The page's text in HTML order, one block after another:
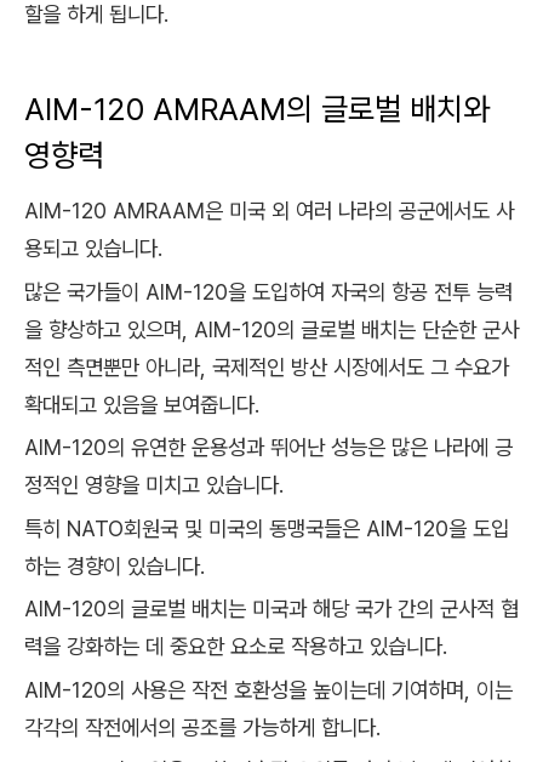
할을 하게 됩니다.
AIM-120 AMRAAM의 글로벌 배치와
영향력
AIM-120 AMRAAM은 미국 외 여러 나라의 공군에서도 사
용되고 있습니다.
많은 국가들이 AIM-120을 도입하여 자국의 항공 전투 능력
을 향상하고 있으며, AIM-120의 글로벌 배치는 단순한 군사
적인 측면뿐만 아니라, 국제적인 방산 시장에서도 그 수요가
확대되고 있음을 보여줍니다.
AIM-120의 유연한 운용성과 뛰어난 성능은 많은 나라에 긍
정적인 영향을 미치고 있습니다.
특히 NATO회원국 및 미국의 동맹국들은 AIM-120을 도입
하는 경향이 있습니다.
AIM-120의 글로벌 배치는 미국과 해당 국가 간의 군사적 협
력을 강화하는 데 중요한 요소로 작용하고 있습니다.
AIM-120의 사용은 작전 호환성을 높이는데 기여하며, 이는
각각의 작전에서의 공조를 가능하게 합니다.